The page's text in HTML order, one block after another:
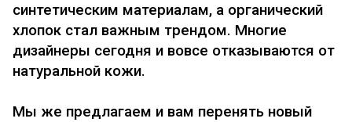
синтетическим материалам, а органический
хлопок стал важным трендом. Многие
дизайнеры сегодня и вовсе отказываются от
натуральной кожи.
Мы же предлагаем и вам перенять новый